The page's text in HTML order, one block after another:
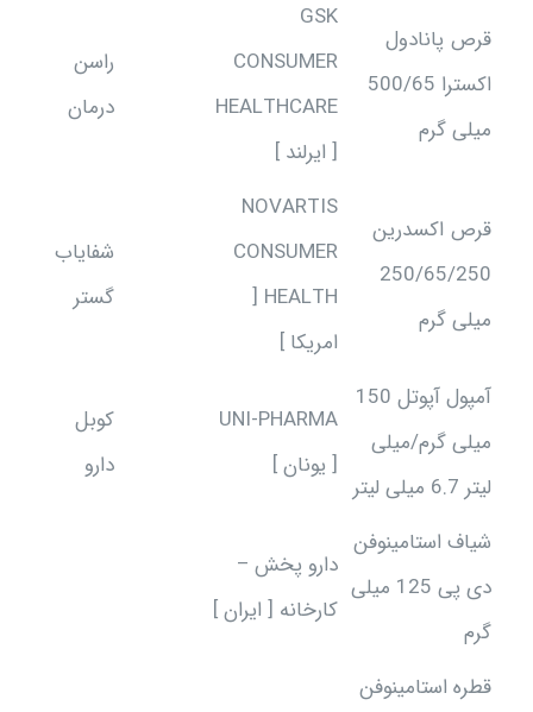
قرص پانادول
اکسترا 500/65
میلی گرم
GSK
CONSUMER
HEALTHCARE
[ ایرلند ]
راسن
درمان
قرص اکسدرین
250/65/250
میلی گرم
NOVARTIS
CONSUMER
HEALTH [
امریکا ]
شفایاب
گستر
آمپول آپوتل 150
میلی گرم/میلی
لیتر 6.7 میلی لیتر
UNI-PHARMA
[ یونان ]
کوبل
دارو
شیاف استامینوفن
دی پی 125 میلی
گرم
دارو پخش –
کارخانه [ ایران ]
قطره استامینوفن